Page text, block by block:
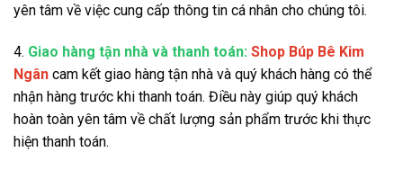
yên tâm về việc cung cấp thông tin cá nhân cho chúng tôi.
4. Giao hàng tận nhà và thanh toán: Shop Búp Bê Kim
Ngân cam kết giao hàng tận nhà và quý khách hàng có thể
nhận hàng trước khi thanh toán. Điều này giúp quý khách
hoàn toàn yên tâm về chất lượng sản phẩm trước khi thực
hiện thanh toán.